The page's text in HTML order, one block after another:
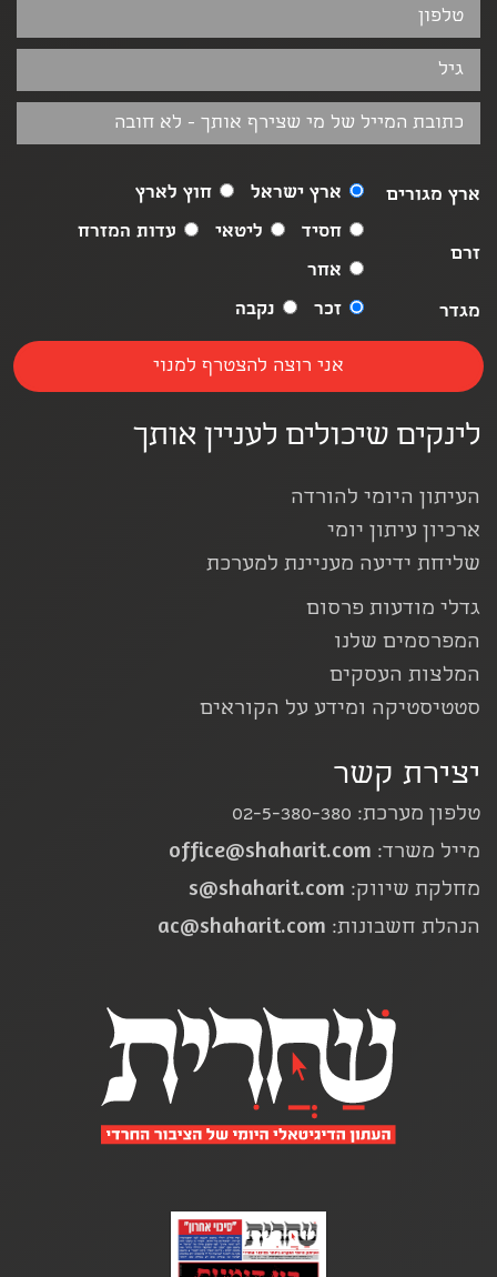
ארץ מגורים ארץ ישראל חוץ לארץ
זרם
חסיד ליטאי
עדות המזרח
אחר
מגדר
זכר נקבה
לינקים שיכולים לעניין אותך
העיתון היומי להורדה
ארכיון עיתון יומי
שליחת ידיעה מעניינת למערכת
גדלי מודעות פרסום
המפרסמים שלנו
המלצות העסקים
סטטיסטיקה ומידע על הקוראים
יצירת קשר
טלפון מערכת: 02-5-380-380
מייל משרד: office@shaharit.com
מחלקת שיווק: s@shaharit.com
הנהלת חשבונות: ac@shaharit.com